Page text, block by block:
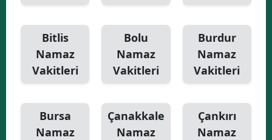
Bitlis
Namaz
Vakitleri
Bolu
Namaz
Vakitleri
Burdur
Namaz
Vakitleri
Bursa
Namaz
Çanakkale
Namaz
Çankırı
Namaz